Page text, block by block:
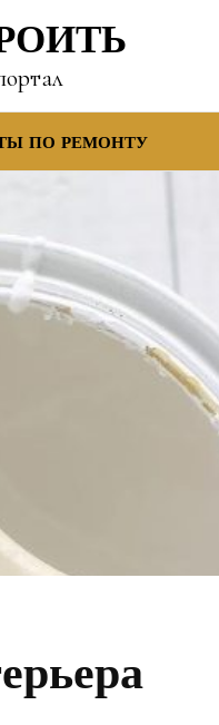
ПО РЕМОНТУ